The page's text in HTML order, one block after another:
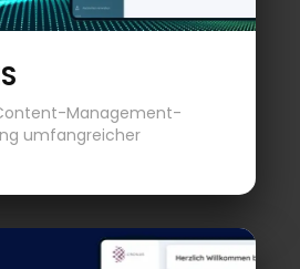
Management-
umfangreicher